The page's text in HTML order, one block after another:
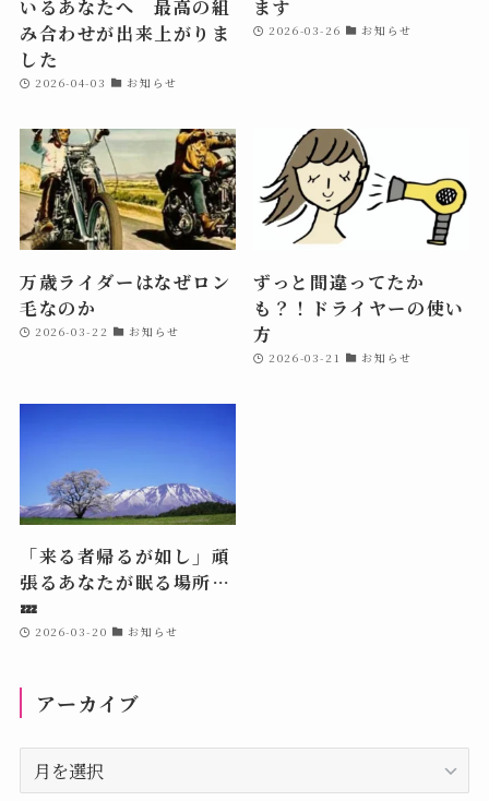
いるあなたへ 最高の組
み合わせが出来上がりま
した
2026-04-03 お知らせ
ます
2026-03-26 お知らせ
万歳ライダーはなぜロン
毛なのか
2026-03-22 お知らせ
ずっと間違ってたか
も？！ドライヤーの使い
方
2026-03-21 お知らせ
「来る者帰るが如し」頑
張るあなたが眠る場所…
💤
2026-03-20 お知らせ
アーカイブ
ア
ー